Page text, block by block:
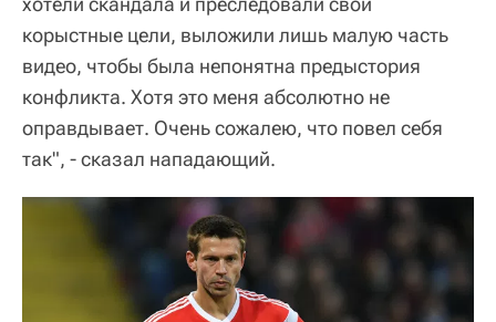
корыстные цели, выложили лишь малую часть
видео, чтобы была непонятна предыстория
конфликта. Хотя это меня абсолютно не
оправдывает. Очень сожалею, что повел себя
так", - сказал нападающий.